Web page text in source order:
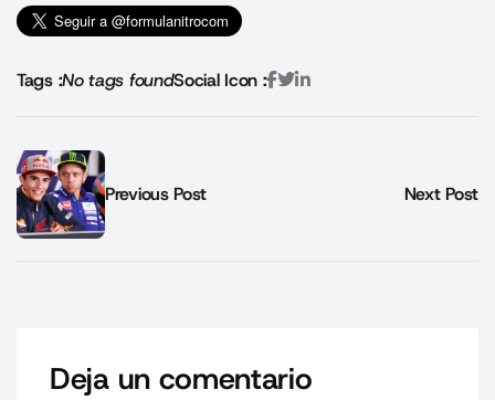
Tags :No tags foundSocial Icon :
Previous Post Next Post
Deja un comentario